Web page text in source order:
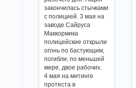
закончилась стычками
с полицией. 3 мая на
заводе Сайруса
Маккормика
полицейские открыли
огонь по бастующим,
погибли, по меньшей
мере, двое рабочих.
4 мая на митинге
протеста в